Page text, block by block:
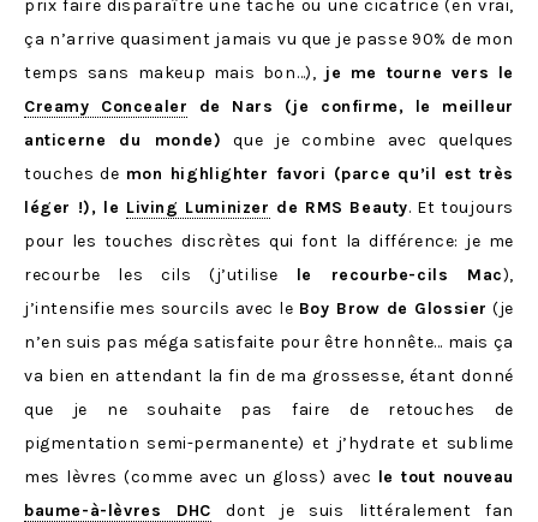
prix faire disparaître une tache ou une cicatrice (en vrai,
ça n’arrive quasiment jamais vu que je passe 90% de mon
temps sans makeup mais bon…), je me tourne vers le
Creamy Concealer de Nars (je confirme, le meilleur
anticerne du monde) que je combine avec quelques
touches de mon highlighter favori (parce qu’il est très
léger !), le Living Luminizer de RMS Beauty. Et toujours
pour les touches discrètes qui font la différence: je me
recourbe les cils (j’utilise le recourbe-cils Mac),
j’intensifie mes sourcils avec le Boy Brow de Glossier (je
n’en suis pas méga satisfaite pour être honnête… mais ça
va bien en attendant la fin de ma grossesse, étant donné
que je ne souhaite pas faire de retouches de
pigmentation semi-permanente) et j’hydrate et sublime
mes lèvres (comme avec un gloss) avec le tout nouveau
baume-à-lèvres DHC dont je suis littéralement fan